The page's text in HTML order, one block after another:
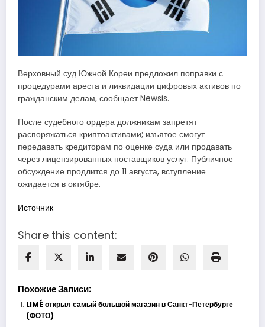
Верховный суд Южной Кореи предложил поправки с
процедурами ареста и ликвидации цифровых активов по
гражданским делам, сообщает Newsis.
После судебного ордера должникам запретят
распоряжаться криптоактивами; изъятое смогут
передавать кредиторам по оценке суда или продавать
через лицензированных поставщиков услуг. Публичное
обсуждение продлится до 11 августа, вступление
ожидается в октябре.
Источник
Share this content:
Похожие Записи:
LIMÉ открыл самый большой магазин в Санкт-Петербурге
(ФОТО)